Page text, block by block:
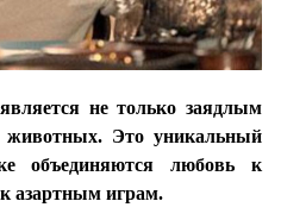
не только заядлым
Это уникальный
объединяются любовь к
азартным играм.